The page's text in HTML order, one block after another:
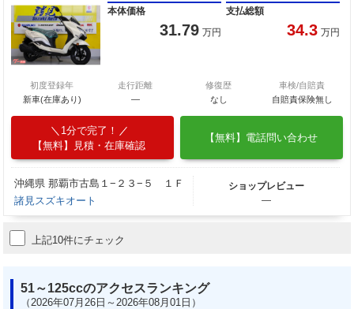
本体価格
31.79 万円
支払総額
34.3 万円
初度登録年
新車(在庫あり)
走行距離
―
修復歴
なし
車検/自賠責
自賠責保険無し
1分で完了！
【無料】見積・在庫確認
【無料】電話問い合わせ
沖縄県 那覇市古島１−２３−５ １Ｆ
諸見スズキオート
ショップレビュー
―
上記10件にチェック
51～125ccのアクセスランキング
（2026年07月26日～2026年08月01日）